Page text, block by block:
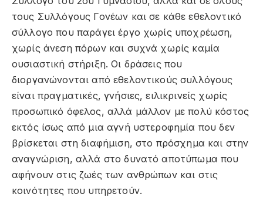
τους Συλλόγους Γονέων και σε κάθε εθελοντικό
σύλλογο που παράγει έργο χωρίς υποχρέωση,
χωρίς άνεση πόρων και συχνά χωρίς καμία
ουσιαστική στήριξη. Οι δράσεις που
διοργανώνονται από εθελοντικούς συλλόγους
είναι πραγματικές, γνήσιες, ειλικρινείς χωρίς
προσωπικό όφελος, αλλά μάλλον με πολύ κόστος
εκτός ίσως από μια αγνή υστεροφημία που δεν
βρίσκεται στη διαφήμιση, στο πρόσχημα και στην
αναγνώριση, αλλά στο δυνατό αποτύπωμα που
αφήνουν στις ζωές των ανθρώπων και στις
κοινότητες που υπηρετούν.